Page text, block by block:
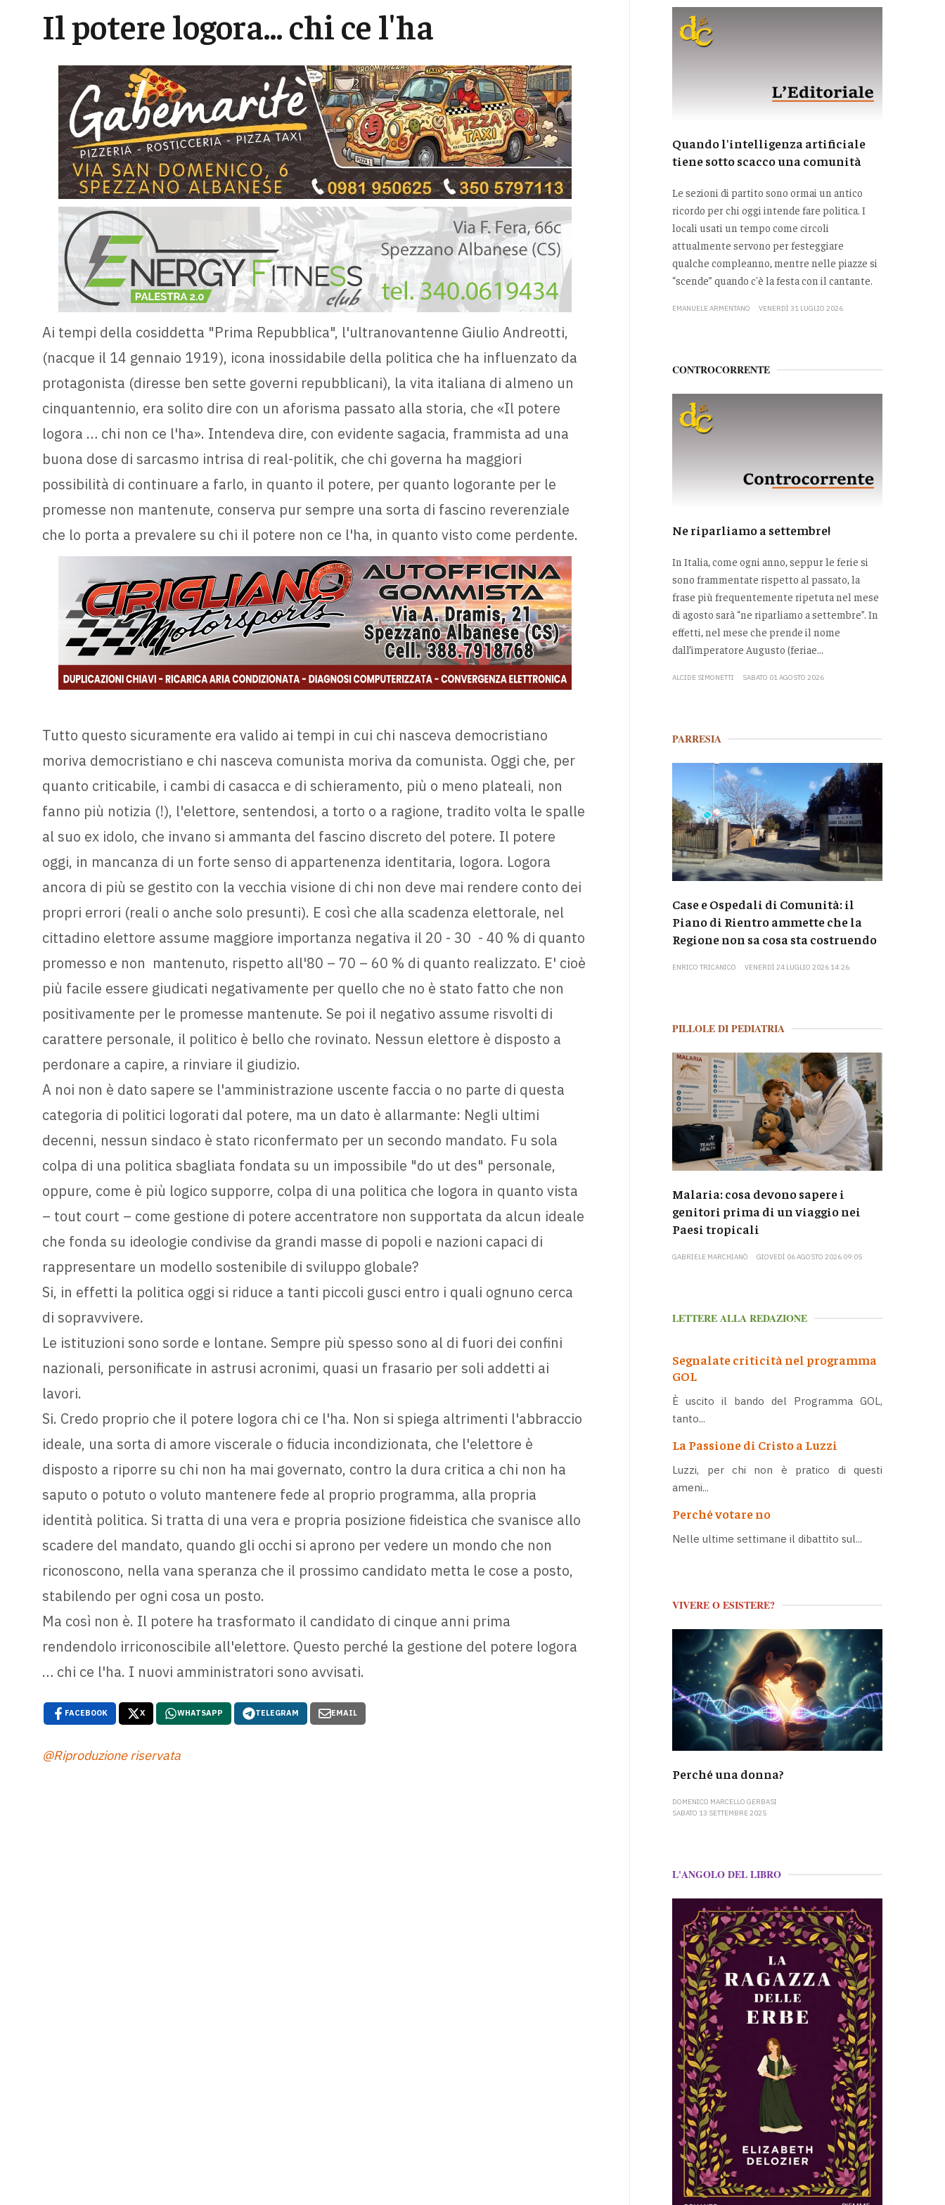
Il potere logora... chi ce l'ha
Ai tempi della cosiddetta "Prima Repubblica", l'ultranovantenne Giulio Andreotti,
(nacque il 14 gennaio 1919), icona inossidabile della politica che ha influenzato da
protagonista (diresse ben sette governi repubblicani), la vita italiana di almeno un
cinquantennio, era solito dire con un aforisma passato alla storia, che «Il potere
logora … chi non ce l'ha». Intendeva dire, con evidente sagacia, frammista ad una
buona dose di sarcasmo intrisa di real-politik, che chi governa ha maggiori
possibilità di continuare a farlo, in quanto il potere, per quanto logorante per le
promesse non mantenute, conserva pur sempre una sorta di fascino reverenziale
che lo porta a prevalere su chi il potere non ce l'ha, in quanto visto come perdente.
Tutto questo sicuramente era valido ai tempi in cui chi nasceva democristiano
moriva democristiano e chi nasceva comunista moriva da comunista. Oggi che, per
quanto criticabile, i cambi di casacca e di schieramento, più o meno plateali, non
fanno più notizia (!), l'elettore, sentendosi, a torto o a ragione, tradito volta le spalle
al suo ex idolo, che invano si ammanta del fascino discreto del potere. Il potere
oggi, in mancanza di un forte senso di appartenenza identitaria, logora. Logora
ancora di più se gestito con la vecchia visione di chi non deve mai rendere conto dei
propri errori (reali o anche solo presunti). E così che alla scadenza elettorale, nel
cittadino elettore assume maggiore importanza negativa il 20 - 30 - 40 % di quanto
promesso e non mantenuto, rispetto all'80 – 70 – 60 % di quanto realizzato. E' cioè
più facile essere giudicati negativamente per quello che no è stato fatto che non
positivamente per le promesse mantenute. Se poi il negativo assume risvolti di
carattere personale, il politico è bello che rovinato. Nessun elettore è disposto a
perdonare a capire, a rinviare il giudizio.
A noi non è dato sapere se l'amministrazione uscente faccia o no parte di questa
categoria di politici logorati dal potere, ma un dato è allarmante: Negli ultimi
decenni, nessun sindaco è stato riconfermato per un secondo mandato. Fu sola
colpa di una politica sbagliata fondata su un impossibile "do ut des" personale,
oppure, come è più logico supporre, colpa di una politica che logora in quanto vista
– tout court – come gestione di potere accentratore non supportata da alcun ideale
che fonda su ideologie condivise da grandi masse di popoli e nazioni capaci di
rappresentare un modello sostenibile di sviluppo globale?
Si, in effetti la politica oggi si riduce a tanti piccoli gusci entro i quali ognuno cerca
di sopravvivere.
Le istituzioni sono sorde e lontane. Sempre più spesso sono al di fuori dei confini
nazionali, personificate in astrusi acronimi, quasi un frasario per soli addetti ai
lavori.
Si. Credo proprio che il potere logora chi ce l'ha. Non si spiega altrimenti l'abbraccio
ideale, una sorta di amore viscerale o fiducia incondizionata, che l'elettore è
disposto a riporre su chi non ha mai governato, contro la dura critica a chi non ha
saputo o potuto o voluto mantenere fede al proprio programma, alla propria
identità politica. Si tratta di una vera e propria posizione fideistica che svanisce allo
scadere del mandato, quando gli occhi si aprono per vedere un mondo che non
riconoscono, nella vana speranza che il prossimo candidato metta le cose a posto,
stabilendo per ogni cosa un posto.
Ma così non è. Il potere ha trasformato il candidato di cinque anni prima
rendendolo irriconoscibile all'elettore. Questo perché la gestione del potere logora
… chi ce l'ha. I nuovi amministratori sono avvisati.
FACEBOOK X WHATSAPP TELEGRAM EMAIL
@Riproduzione riservata
Quando l'intelligenza artificiale
tiene sotto scacco una comunità
Le sezioni di partito sono ormai un antico
ricordo per chi oggi intende fare politica. I
locali usati un tempo come circoli
attualmente servono per festeggiare
qualche compleanno, mentre nelle piazze si
“scende” quando c'è la festa con il cantante.
EMANUELE ARMENTANO VENERDÌ 31 LUGLIO 2026
CONTROCORRENTE
Ne riparliamo a settembre!
In Italia, come ogni anno, seppur le ferie si
sono frammentate rispetto al passato, la
frase più frequentemente ripetuta nel mese
di agosto sarà “ne riparliamo a settembre”. In
effetti, nel mese che prende il nome
dall’imperatore Augusto (feriae...
ALCIDE SIMONETTI SABATO 01 AGOSTO 2026
PARRESIA
Case e Ospedali di Comunità: il
Piano di Rientro ammette che la
Regione non sa cosa sta costruendo
ENRICO TRICANICO VENERDÌ 24 LUGLIO 2026 14:26
PILLOLE DI PEDIATRIA
Malaria: cosa devono sapere i
genitori prima di un viaggio nei
Paesi tropicali
GABRIELE MARCHIANÒ GIOVEDÌ 06 AGOSTO 2026 09:05
LETTERE ALLA REDAZIONE
Segnalate criticità nel programma
GOL
È uscito il bando del Programma GOL,
tanto...
La Passione di Cristo a Luzzi
Luzzi, per chi non è pratico di questi
ameni...
Perché votare no
Nelle ultime settimane il dibattito sul...
VIVERE O ESISTERE?
Perché una donna?
DOMENICO MARCELLO GERBASI
SABATO 13 SETTEMBRE 2025
L'ANGOLO DEL LIBRO